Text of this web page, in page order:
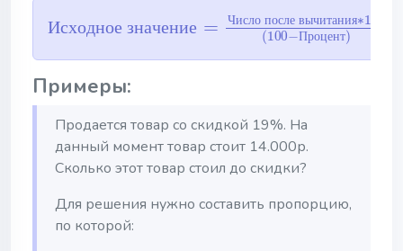
И с х о дн о е зн а ч ени е
Чи сл о п о сл е вы чи тания
Исходное значение Число после вычитания
Примеры:
Продается товар со скидкой 19%. На
данный момент товар стоит 14.000р.
Сколько этот товар стоил до скидки?
Для решения нужно составить пропорцию,
по которой: